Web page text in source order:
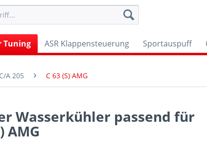
Tuning ASR Klappensteuerung Sportauspuff
A 205 C 63 (S) AMG
Wasserkühler passend für
AMG